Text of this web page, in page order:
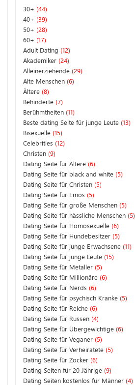
30+ (44)
40+ (39)
50+ (28)
60+ (17)
Adult Dating (12)
Akademiker (24)
Alleinerziehende (29)
Alte Menschen (6)
Ältere (8)
Behinderte (7)
Berühmtheiten (11)
Beste dating Seite für junge Leute (13)
Bisexuelle (15)
Celebrities (12)
Christen (9)
Dating Seite für Ältere (6)
Dating Seite für black and white (5)
Dating Seite für Christen (5)
Dating Seite für Emos (5)
Dating Seite für große Menschen (5)
Dating Seite für hässliche Menschen (5)
Dating Seite für Homosexuelle (6)
Dating Seite für Hundebesitzer (5)
Dating Seite für junge Erwachsene (11)
Dating Seite für junge Leute (15)
Dating Seite für Metaller (5)
Dating Seite für Millionäre (6)
Dating Seite für Nerds (6)
Dating Seite für psychisch Kranke (5)
Dating Seite für Reiche (6)
Dating Seite für Russen (4)
Dating Seite für Übergewichtige (6)
Dating Seite für Veganer (5)
Dating Seite für Verheiratete (5)
Dating Seite für Zocker (6)
Dating Seiten für 20 Jährige (9)
Dating Seiten kostenlos für Männer (4)